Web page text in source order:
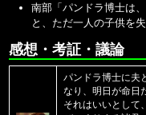
南部「パンドラ博士は
と、ただ一人の子供を失
感想・考証・議論
パンドラ博士に夫
なり、明日が命日
それはいいとして